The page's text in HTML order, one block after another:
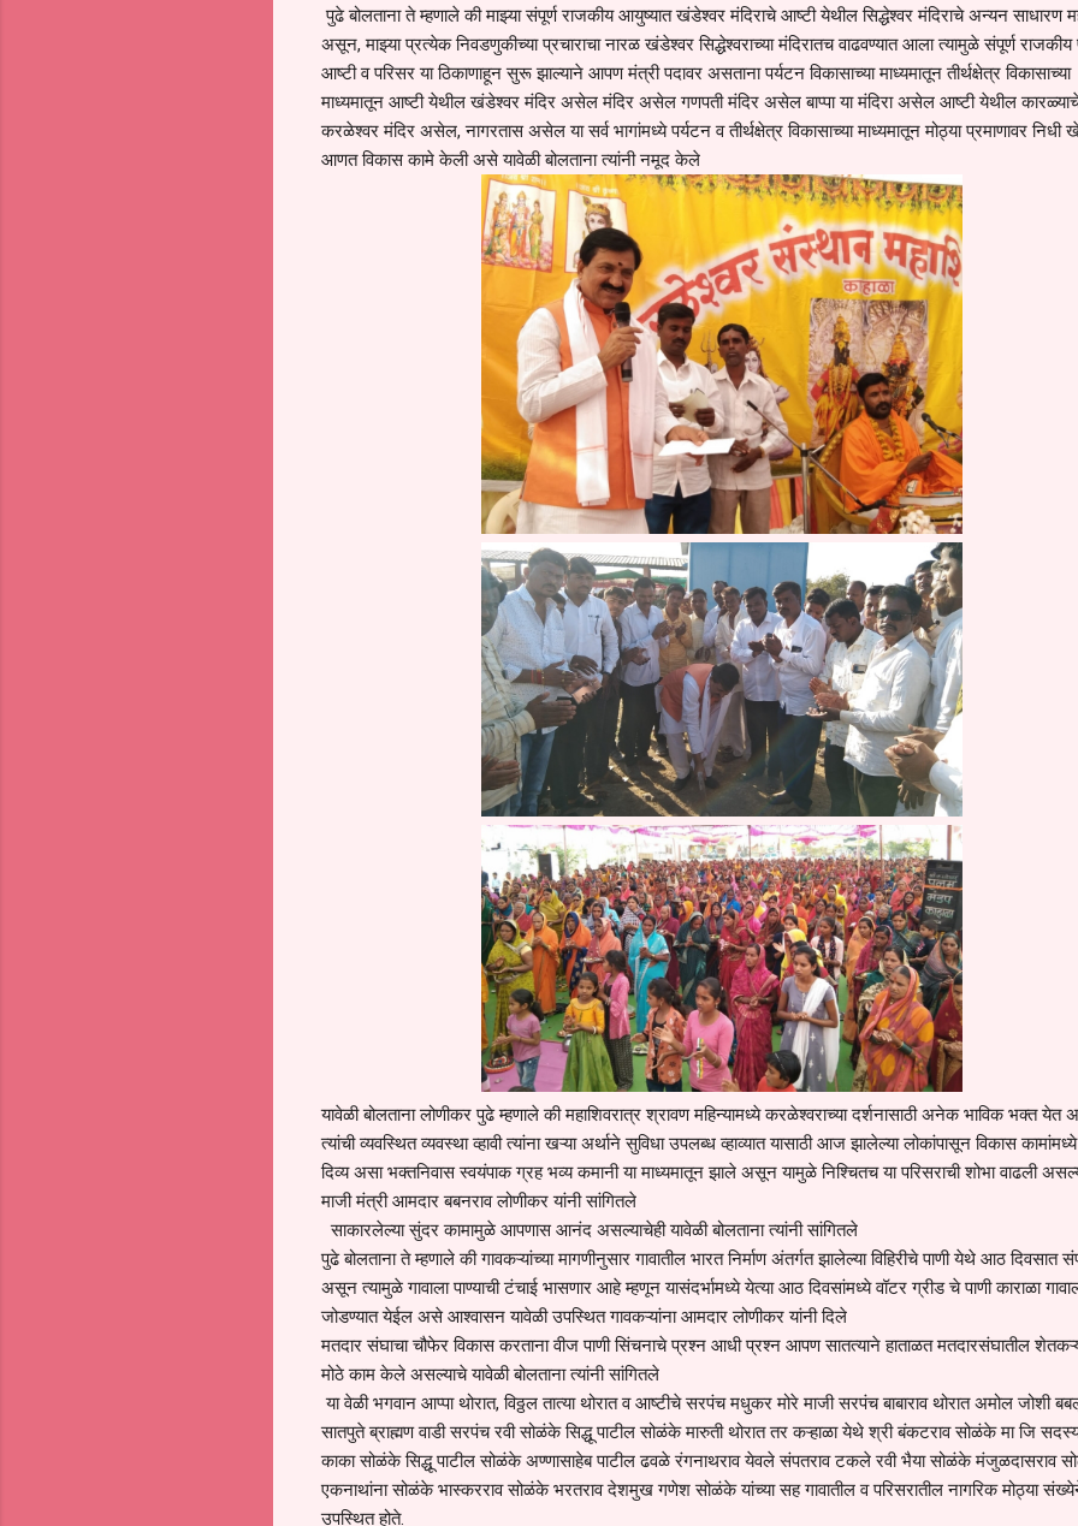
पुढे बोलताना ते म्हणाले की माझ्या संपूर्ण राजकीय आयुष्यात खंडेश्वर मंदिराचे आष्टी येथील सिद्धेश्वर मंदिराचे अन्यन साधारण
असून, माझ्या प्रत्येक निवडणुकीच्या प्रचाराचा नारळ खंडेश्वर सिद्धेश्वराच्या मंदिरातच वाढवण्यात आला त्यामुळे संपूर्ण राजकीय
आष्टी व परिसर या ठिकाणाहून सुरू झाल्याने आपण मंत्री पदावर असताना पर्यटन विकासाच्या माध्यमातून तीर्थक्षेत्र विकासाच्या
माध्यमातून आष्टी येथील खंडेश्वर मंदिर असेल मंदिर असेल गणपती मंदिर असेल बाप्पा या मंदिरा असेल आष्टी येथील
करळेश्वर मंदिर असेल, नागरतास असेल या सर्व भागांमध्ये पर्यटन व तीर्थक्षेत्र विकासाच्या माध्यमातून मोठ्या प्रमाणावर निधी
आणत विकास कामे केली असे यावेळी बोलताना त्यांनी नमूद केले
यावेळी बोलताना लोणीकर पुढे म्हणाले की महाशिवरात्र श्रावण महिन्यामध्ये करळेश्वराच्या दर्शनासाठी अनेक भाविक भक्त येत
त्यांची व्यवस्थित व्यवस्था व्हावी त्यांना खऱ्या अर्थाने सुविधा उपलब्ध व्हाव्यात यासाठी आज झालेल्या लोकांपासून विकास
दिव्य असा भक्तनिवास स्वयंपाक ग्रह भव्य कमानी या माध्यमातून झाले असून यामुळे निश्चितच या परिसराची शोभा वाढली
माजी मंत्री आमदार बबनराव लोणीकर यांनी सांगितले
साकारलेल्या सुंदर कामामुळे आपणास आनंद असल्याचेही यावेळी बोलताना त्यांनी सांगितले
पुढे बोलताना ते म्हणाले की गावकऱ्यांच्या मागणीनुसार गावातील भारत निर्माण अंतर्गत झालेल्या विहिरीचे पाणी येथे आठ दिवसात
असून त्यामुळे गावाला पाण्याची टंचाई भासणार आहे म्हणून यासंदर्भामध्ये येत्या आठ दिवसांमध्ये वॉटर ग्रीड चे पाणी काराळा
जोडण्यात येईल असे आश्वासन यावेळी उपस्थित गावकऱ्यांना आमदार लोणीकर यांनी दिले
मतदार संघाचा चौफेर विकास करताना वीज पाणी सिंचनाचे प्रश्न आधी प्रश्न आपण सातत्याने हाताळत मतदारसंघातील
मोठे काम केले असल्याचे यावेळी बोलताना त्यांनी सांगितले
या वेळी भगवान आप्पा थोरात, विठ्ठल तात्या थोरात व आष्टीचे सरपंच मधुकर मोरे माजी सरपंच बाबाराव थोरात अमोल जोशी
सातपुते ब्राह्मण वाडी सरपंच रवी सोळंके सिद्धू पाटील सोळंके मारुती थोरात तर कऱ्हाळा येथे श्री बंकटराव सोळंके मा जि
काका सोळंके सिद्धू पाटील सोळंके अण्णासाहेब पाटील ढवळे रंगनाथराव येवले संपतराव टकले रवी भैया सोळंके मंजुळदासराव
एकनाथांना सोळंके भास्करराव सोळंके भरतराव देशमुख गणेश सोळंके यांच्या सह गावातील व परिसरातील नागरिक मोठ्या
उपस्थित होते.